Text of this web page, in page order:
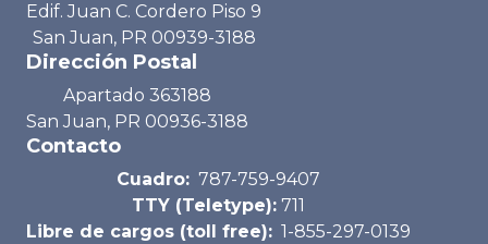
Edif. Juan C. Cordero Piso 9
San Juan, PR 00939-3188
Dirección Postal
Apartado 363188
San Juan, PR 00936-3188
Contacto
Cuadro: 787-759-9407
TTY (Teletype): 711
Libre de cargos (toll free): 1-855-297-0139